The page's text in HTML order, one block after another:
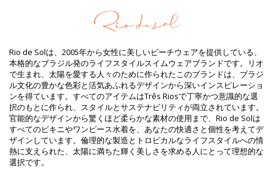
商品情報
パッケージを含む: 1 x ワンピース水着 (他の装飾品は含まれていま
せん。 )
HS CODE: 6112.41.0010
SKU: 1981127080
EAN: XS (7899810461827), S (7899810461834), M (7899810461841),
L (7899810461858), XL (7899810461865)
重さ : 115g / 0.25lb / 4.06oz
補正された写真
洗い方と手入れ方法
お手入れ方法: Rio de Sol Shimmer-Shark Hype-Noa
Rio de Solは、2005年から女性に美しいビーチウェアを提供している、
本格的なブラジル発のライフスタイルスイムウェアブランドです。リオ
で生まれ、太陽を愛する人々のために作られたこのブランドは、ブラジ
ル文化の豊かな色彩と活気あふれるデザインから深いインスピレーショ
ンを得ています。すべてのアイテムはTrês Riosで丁寧かつ意識的な選
択のもとに作られ、スタイルとサステナビリティが両立されています。
官能的なデザインから驚くほど柔らかな素材の使用まで、Rio de Solは
すべてのビキニやワンピース水着を、あなたの快適さと個性を考えてデ
ザインしています。倫理的な製造とトロピカルなライフスタイルへの情
熱に支えられた、太陽に満ちた輝く美しさを求める人にとって理想的な
選択です。